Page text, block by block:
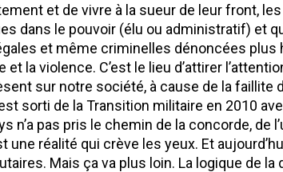
et de vivre à la sueur de leur front,
dans le pouvoir (élu ou administratif) et
et même criminelles dénoncées plus
la violence. C’est le lieu d’attirer
sur notre société, à cause de la faillite
sorti de la Transition militaire en 2010
n’a pas pris le chemin de la concorde, de
une réalité qui crève les yeux. Et
Mais ça va plus loin. La logique de la